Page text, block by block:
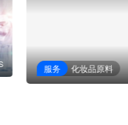
服务 化妆品原料